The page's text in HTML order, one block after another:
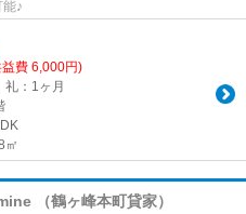
♪
費 6,000円)
礼：1ヶ月
㎡
（鶴ヶ峰本町貸家）